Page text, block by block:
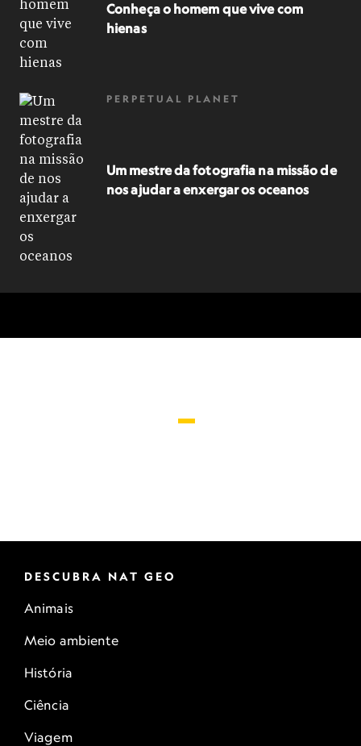
Conheça o homem que vive com
hienas
PERPETUAL PLANET
Um mestre da fotografia na missão de
nos ajudar a enxergar os oceanos
DESCUBRA NAT GEO
Animais
Meio ambiente
História
Ciência
Viagem